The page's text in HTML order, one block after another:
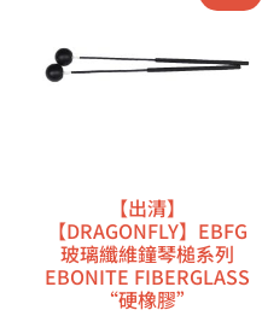
【出清】
【DRAGONFLY】EBFG
玻璃纖維鐘琴槌系列
EBONITE FIBERGLASS
“硬橡膠”